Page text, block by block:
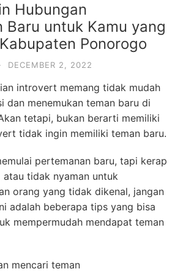
Hubungan
Baru untuk Kamu yang
Ponorogo
· DECEMBER 2, 2022
introvert memang tidak mudah
dan menemukan teman baru di
tetapi, bukan berarti memiliki
tidak ingin memiliki teman baru.
pertemanan baru, tapi kerap
atau tidak nyaman untuk
orang yang tidak dikenal, jangan
adalah beberapa tips yang bisa
mempermudah mendapat teman
mencari teman